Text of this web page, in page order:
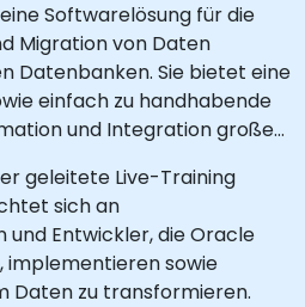
Softwarelösung für die
Migration von Daten
Datenbanken. Sie bietet eine
einfach zu handhabende
und Integration großer
geleitete Live-Training
sich an
Entwickler, die Oracle
implementieren sowie
Daten zu transformieren.